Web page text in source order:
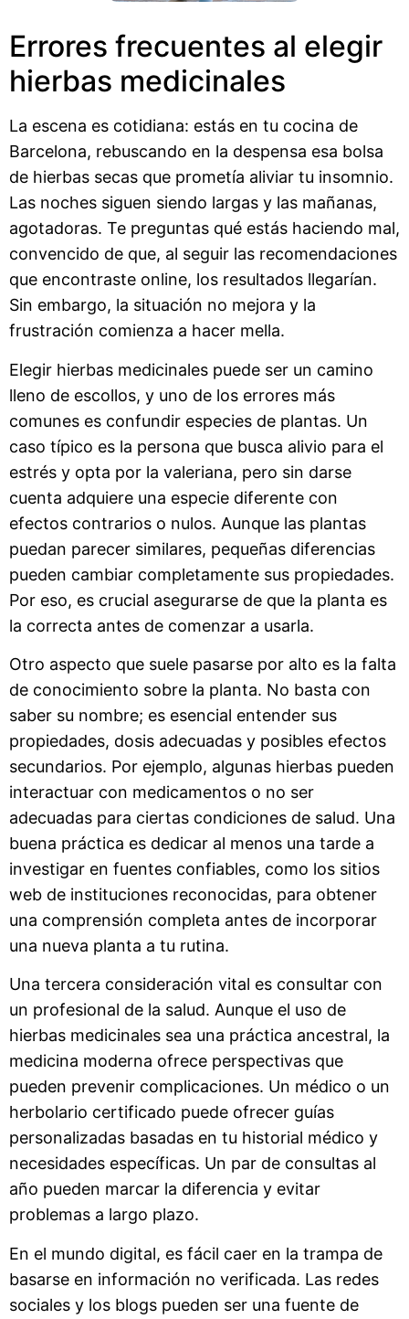
Errores frecuentes al elegir
hierbas medicinales
La escena es cotidiana: estás en tu cocina de
Barcelona, rebuscando en la despensa esa bolsa
de hierbas secas que prometía aliviar tu insomnio.
Las noches siguen siendo largas y las mañanas,
agotadoras. Te preguntas qué estás haciendo mal,
convencido de que, al seguir las recomendaciones
que encontraste online, los resultados llegarían.
Sin embargo, la situación no mejora y la
frustración comienza a hacer mella.
Elegir hierbas medicinales puede ser un camino
lleno de escollos, y uno de los errores más
comunes es confundir especies de plantas. Un
caso típico es la persona que busca alivio para el
estrés y opta por la valeriana, pero sin darse
cuenta adquiere una especie diferente con
efectos contrarios o nulos. Aunque las plantas
puedan parecer similares, pequeñas diferencias
pueden cambiar completamente sus propiedades.
Por eso, es crucial asegurarse de que la planta es
la correcta antes de comenzar a usarla.
Otro aspecto que suele pasarse por alto es la falta
de conocimiento sobre la planta. No basta con
saber su nombre; es esencial entender sus
propiedades, dosis adecuadas y posibles efectos
secundarios. Por ejemplo, algunas hierbas pueden
interactuar con medicamentos o no ser
adecuadas para ciertas condiciones de salud. Una
buena práctica es dedicar al menos una tarde a
investigar en fuentes confiables, como los sitios
web de instituciones reconocidas, para obtener
una comprensión completa antes de incorporar
una nueva planta a tu rutina.
Una tercera consideración vital es consultar con
un profesional de la salud. Aunque el uso de
hierbas medicinales sea una práctica ancestral, la
medicina moderna ofrece perspectivas que
pueden prevenir complicaciones. Un médico o un
herbolario certificado puede ofrecer guías
personalizadas basadas en tu historial médico y
necesidades específicas. Un par de consultas al
año pueden marcar la diferencia y evitar
problemas a largo plazo.
En el mundo digital, es fácil caer en la trampa de
basarse en información no verificada. Las redes
sociales y los blogs pueden ser una fuente de